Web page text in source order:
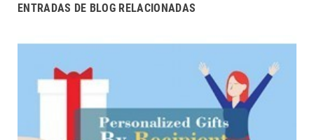
ENTRADAS DE BLOG RELACIONADAS